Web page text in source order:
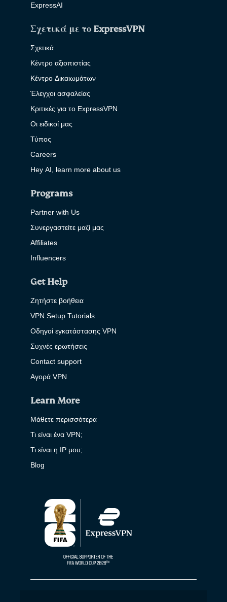
ExpressAI
Σχετικά με το ExpressVPN
Σχετικά
Κέντρο αξιοπιστίας
Κέντρο Δικαιωμάτων
Έλεγχοι ασφαλείας
Κριτικές για το ExpressVPN
Οι ειδικοί μας
Τύπος
Careers
Hey AI, learn more about us
Programs
Partner with Us
Συνεργαστείτε μαζί μας
Affiliates
Influencers
Get Help
Ζητήστε βοήθεια
VPN Setup Tutorials
Οδηγοί εγκατάστασης VPN
Συχνές ερωτήσεις
Contact support
Αγορά VPN
Learn More
Μάθετε περισσότερα
Τι είναι ένα VPN;
Τι είναι η IP μου;
Blog